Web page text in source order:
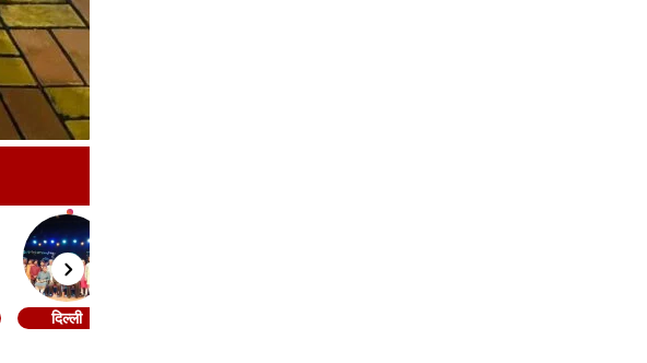
दिल्ली